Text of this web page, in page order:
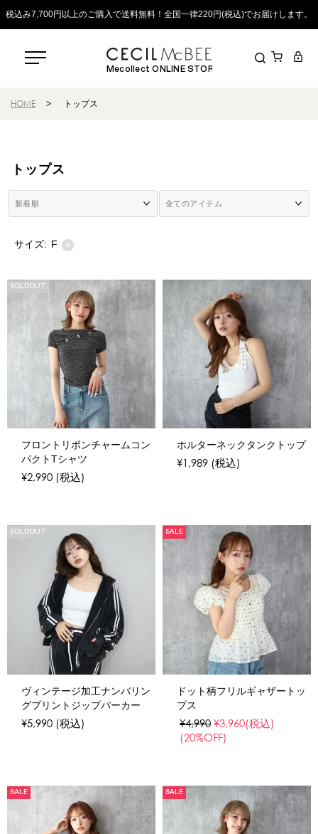
税込み7,700円以上のご購入で送料無料！全国一律220円(税込)でお届けします。
Mecollect ONLINE STORE
HOME > トップス
トップス
サイズ: F ×
SOLDOUT
フロントリボンチャームコン
パクトTシャツ
¥2,990 (税込)
ホルターネックタンクトップ
¥1,989 (税込)
SOLDOUT
ヴィンテージ加工ナンバリン
グプリントジップパーカー
¥5,990 (税込)
SALE
ドット柄フリルギャザートッ
プス
¥4,990 ¥3,960(税込)
(20%OFF)
SALE SALE